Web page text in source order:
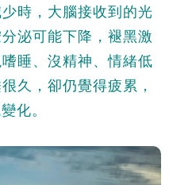
時，大腦接收到的光
泌可能下降，褪黑激
睡、沒精神、情緒低
久，卻仍覺得疲累，
化。